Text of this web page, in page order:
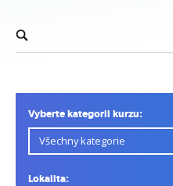
Vyberte kategorii kurzu:
Lokalita: